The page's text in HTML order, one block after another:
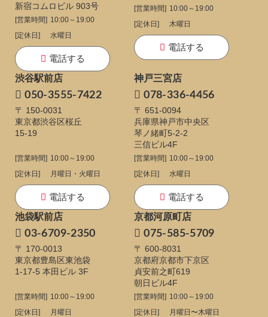
新宿コムロビル 903号
[営業時間] 10:00～19:00
[定休日]
水曜日
電話する
[営業時間] 10:00～19:00
[定休日]
木曜日
電話する
渋谷駅前店
050-3555-7422
〒 150-0031
東京都渋谷区桜丘
15-19
[営業時間] 10:00～19:00
[定休日]
月曜日・火曜日
電話する
神戸三宮店
078-336-4456
〒 651-0094
兵庫県神戸市中央区
琴ノ緒町5-2-2
三信ビル4F
[営業時間] 10:00～19:00
[定休日]
水曜日
電話する
池袋駅前店
03-6709-2350
〒 170-0013
東京都豊島区東池袋
1-17-5 本田ビル 3F
[営業時間] 10:00～19:00
[定休日]
月曜日
京都河原町店
075-585-5709
〒 600-8031
京都府京都市下京区
貞安前之町619
朝日ビル4F
[営業時間] 10:00～19:00
[定休日]
月曜日〜木曜日